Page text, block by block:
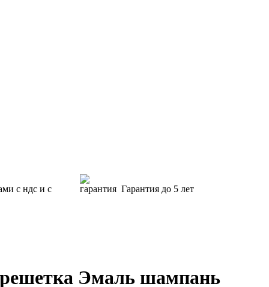
с ндс и с Гарантия до 5 лет
Эмаль шампань